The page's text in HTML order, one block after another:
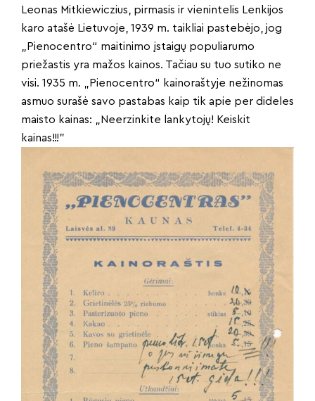
Leonas Mitkiewiczius, pirmasis ir vienintelis Lenkijos
karo atašė Lietuvoje, 1939 m. taikliai pastebėjo, jog
„Pienocentro“ maitinimo įstaigų populiarumo
priežastis yra mažos kainos. Tačiau su tuo sutiko ne
visi. 1935 m. „Pienocentro“ kainoraštyje nežinomas
asmuo surašė savo pastabas kaip tik apie per dideles
maisto kainas: „Neerzinkite lankytojų! Keiskit
kainas!!!”